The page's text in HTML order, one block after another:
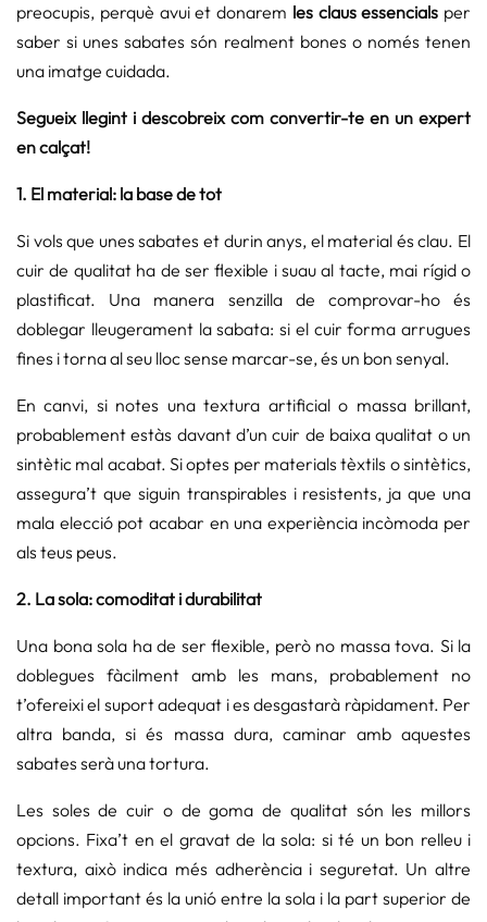
preocupis, perquè avui et donarem les claus essencials per
saber si unes sabates són realment bones o només tenen
una imatge cuidada.
Segueix llegint i descobreix com convertir-te en un expert
en calçat!
1. El material: la base de tot
Si vols que unes sabates et durin anys, el material és clau. El
cuir de qualitat ha de ser flexible i suau al tacte, mai rígid o
plastificat. Una manera senzilla de comprovar-ho és
doblegar lleugerament la sabata: si el cuir forma arrugues
fines i torna al seu lloc sense marcar-se, és un bon senyal.
En canvi, si notes una textura artificial o massa brillant,
probablement estàs davant d’un cuir de baixa qualitat o un
sintètic mal acabat. Si optes per materials tèxtils o sintètics,
assegura’t que siguin transpirables i resistents, ja que una
mala elecció pot acabar en una experiència incòmoda per
als teus peus.
2. La sola: comoditat i durabilitat
Una bona sola ha de ser flexible, però no massa tova. Si la
doblegues fàcilment amb les mans, probablement no
t’ofereixi el suport adequat i es desgastarà ràpidament. Per
altra banda, si és massa dura, caminar amb aquestes
sabates serà una tortura.
Les soles de cuir o de goma de qualitat són les millors
opcions. Fixa’t en el gravat de la sola: si té un bon relleu i
textura, això indica més adherència i seguretat. Un altre
detall important és la unió entre la sola i la part superior de